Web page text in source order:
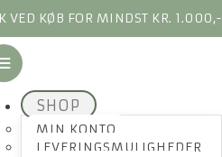
VED KØB FOR MINDST KR. 1.000,-
SHOP
MIN KONTO
LEVERINGSMULIGHEDER